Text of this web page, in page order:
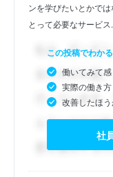
ンを学びたいとかで
とって必要なサービス
この投稿でわか
働いてみて
実際の働き方
改善したほ
社